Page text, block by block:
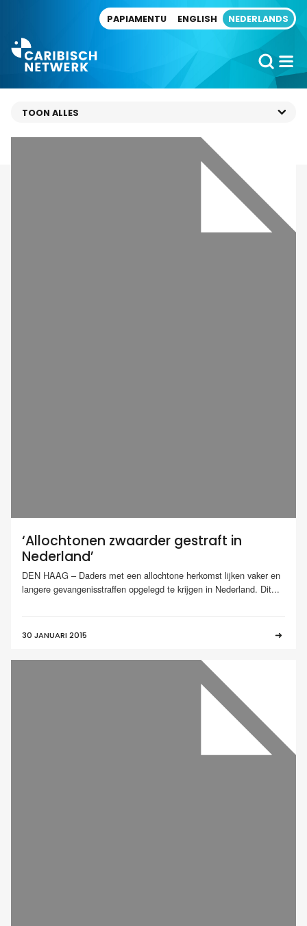
PAPIAMENTU ENGLISH NEDERLANDS
‘Allochtonen zwaarder gestraft in
Nederland’
DEN HAAG – Daders met een allochtone herkomst lijken vaker en
langere gevangenisstraffen opgelegd te krijgen in Nederland. Dit...
30 JANUARI 2015